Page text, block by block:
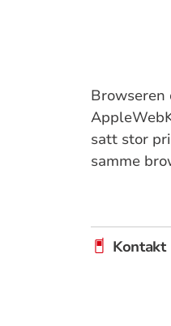
satt stor
samme
Kontakt